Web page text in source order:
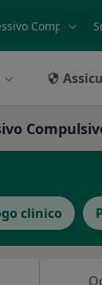
clinico